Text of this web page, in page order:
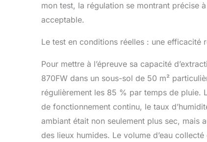
mon test, la régulation se montrant précise
acceptable.
Le test en conditions réelles : une efficacité
Pour mettre à l’épreuve sa capacité
870FW dans un sous-sol de 50 m²
régulièrement les 85 % par temps de pluie.
de fonctionnement continu, le taux
ambiant était non seulement plus sec, mais
des lieux humides. Le volume d’eau